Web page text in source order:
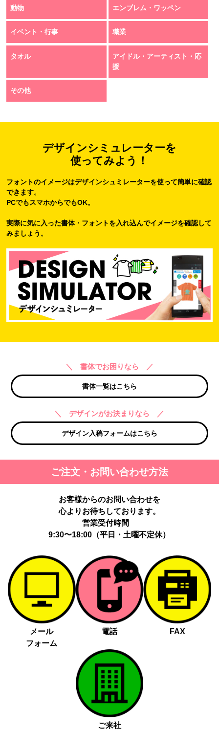
動物 エンブレム・ワッペン
イベント・行事 職業
タオル
アイドル・アーティスト・応
援
その他
デザインシミュレーターを
使ってみよう！
フォントのイメージはデザインシュミレーターを使って簡単に確認
できます。
PCでもスマホからでもOK。
実際に気に入った書体・フォントを入れ込んでイメージを確認して
みましょう。
＼ 書体でお困りなら ／
書体一覧はこちら
＼ デザインがお決まりなら ／
デザイン入稿フォームはこちら
ご注文・お問い合わせ方法
お客様からのお問い合わせを
心よりお待ちしております。
営業受付時間
9:30〜18:00（平日・土曜不定休）
メール
フォーム
電話 FAX
ご来社